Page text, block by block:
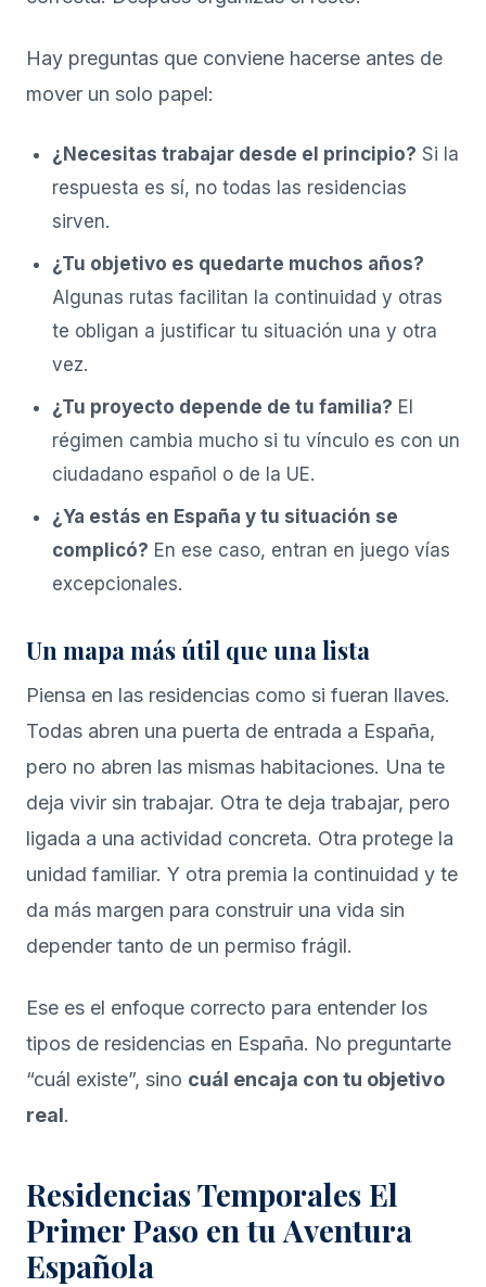
Hay preguntas que conviene hacerse antes de
mover un solo papel:
¿Necesitas trabajar desde el principio? Si la
respuesta es sí, no todas las residencias
sirven.
¿Tu objetivo es quedarte muchos años?
Algunas rutas facilitan la continuidad y otras
te obligan a justificar tu situación una y otra
vez.
¿Tu proyecto depende de tu familia? El
régimen cambia mucho si tu vínculo es con un
ciudadano español o de la UE.
¿Ya estás en España y tu situación se
complicó? En ese caso, entran en juego vías
excepcionales.
Un mapa más útil que una lista
Piensa en las residencias como si fueran llaves.
Todas abren una puerta de entrada a España,
pero no abren las mismas habitaciones. Una te
deja vivir sin trabajar. Otra te deja trabajar, pero
ligada a una actividad concreta. Otra protege la
unidad familiar. Y otra premia la continuidad y te
da más margen para construir una vida sin
depender tanto de un permiso frágil.
Ese es el enfoque correcto para entender los
tipos de residencias en España. No preguntarte
“cuál existe”, sino cuál encaja con tu objetivo
real.
Residencias Temporales El
Primer Paso en tu Aventura
Española